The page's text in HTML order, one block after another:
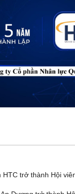
trở thành Hội